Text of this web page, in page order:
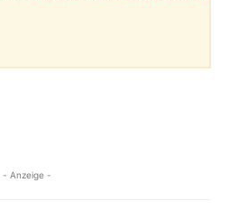
- Anzeige -